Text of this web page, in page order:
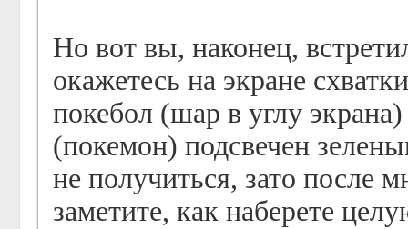
Но вот вы, наконец,
окажетесь на экране
покебол (шар в углу
(покемон) подсвечен
не получиться, зато после
заметите, как наберете